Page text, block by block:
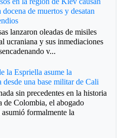
docena de muertos y desatan
lanzaron oleadas de misiles
ucraniana y sus inmediaciones
v...
la Espriella asume la
desde una base militar de Cali
sin precedentes en la historia
de Colombia, el abogado
formalmente la